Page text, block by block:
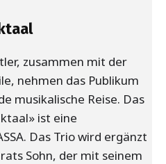
zusammen mit der
nehmen das Publikum
musikalische Reise. Das
ist eine
Das Trio wird ergänzt
Sohn, der mit seinem